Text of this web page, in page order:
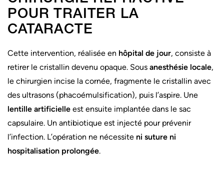
CHOISIR UN CENTRE
CHOISIR UN CENTRE
CHOISIR UN CENTRE
POUR TRAITER LA
CATARACTE
Cette intervention, réalisée en hôpital de jour, consiste à
retirer le cristallin devenu opaque. Sous anesthésie locale,
le chirurgien incise la cornée, fragmente le cristallin avec
des ultrasons (phacoémulsification), puis l’aspire. Une
lentille artificielle est ensuite implantée dans le sac
capsulaire. Un antibiotique est injecté pour prévenir
l’infection. L’opération ne nécessite ni suture ni
hospitalisation prolongée.